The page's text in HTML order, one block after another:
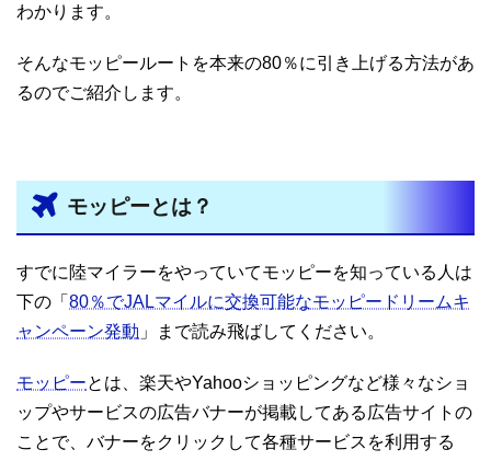
わかります。
そんなモッピールートを本来の80％に引き上げる方法があ
るのでご紹介します。
モッピーとは？
すでに陸マイラーをやっていてモッピーを知っている人は
下の「 80％でJALマイルに交換可能なモッピードリームキ
ャンペーン発動 」まで読み飛ばしてください。
モッピーとは、楽天やYahooショッピングなど様々なショ
ップやサービスの広告バナーが掲載してある広告サイトの
ことで、バナーをクリックして各種サービスを利用する